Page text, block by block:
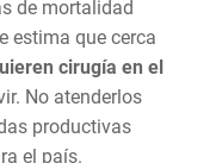
de mortalidad
estima que cerca
cirugía en el
No atenderlos
productivas
el país.